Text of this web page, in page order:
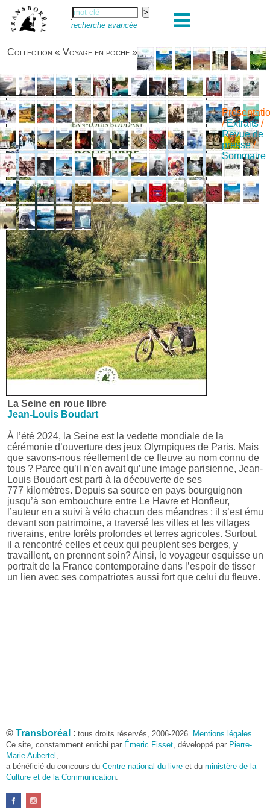
recherche avancée
Collection « Voyage en poche »
/Extraits/
Revue de
presse/
Sommaire
La Seine en roue libre
Jean-Louis Boudart
À l’été 2024, la Seine est la vedette mondiale de la
cérémonie d’ouverture des jeux Olympiques de Paris. Mais
que savons-nous réellement de ce fleuve au nom connu de
tous ? Parce qu’il n’en avait qu’une image parisienne, Jean-
Louis Boudart est parti à la découverte de ses
777 kilomètres. Depuis sa source en pays bourguignon
jusqu’à son embouchure entre Le Havre et Honfleur,
l’auteur en a suivi à vélo chacun des méandres : il s’est ému
devant son patrimoine, a traversé les villes et les villages
riverains, entre forêts profondes et terres agricoles. Surtout,
il a rencontré celles et ceux qui peuplent ses berges, y
travaillent, en prennent soin? Ainsi, le voyageur esquisse un
portrait de la France contemporaine dans l’espoir de tisser
un lien avec ses compatriotes aussi fort que celui du fleuve.
© Transboréal : tous droits réservés, 2006-2026. Mentions légales.
Ce site, constamment enrichi par Émeric Fisset, développé par Pierre-
Marie Aubertel ,
a bénéficié du concours du Centre national du livre et du ministère de la
Culture et de la Communication.